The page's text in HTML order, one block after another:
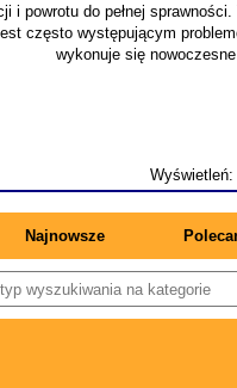
i powrotu do pełnej
często występującym
wykonuje się
Najnowsze